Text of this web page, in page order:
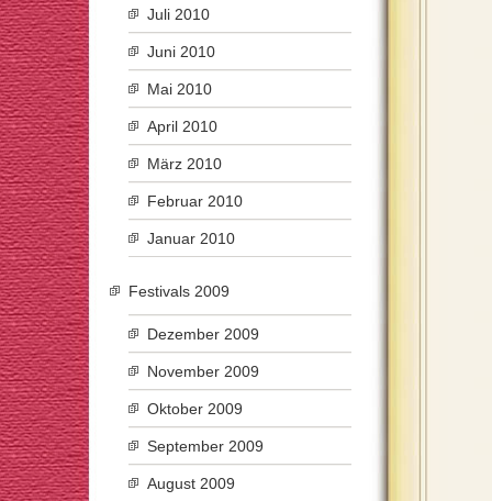
Juli 2010
Juni 2010
Mai 2010
April 2010
März 2010
Februar 2010
Januar 2010
Festivals 2009
Dezember 2009
November 2009
Oktober 2009
September 2009
August 2009